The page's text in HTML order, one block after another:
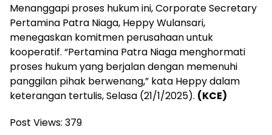
Menanggapi proses hukum ini, Corporate Secretary
Pertamina Patra Niaga, Heppy Wulansari,
menegaskan komitmen perusahaan untuk
kooperatif. “Pertamina Patra Niaga menghormati
proses hukum yang berjalan dengan memenuhi
panggilan pihak berwenang,” kata Heppy dalam
keterangan tertulis, Selasa (21/1/2025). (KCE)
Post Views: 379